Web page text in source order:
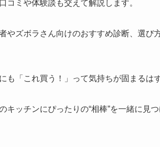
コミや体験談も交えて解説します。
やズボラさん向けのおすすめ診断、選
も「これ買う！」って気持ちが固まるはず
キッチンにぴったりの“相棒”を一緒に見